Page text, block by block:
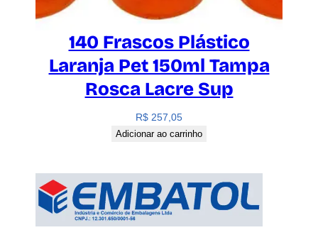
140 Frascos Plástico
Laranja Pet 150ml Tampa
Rosca Lacre Sup
R$ 257,05
Adicionar ao carrinho